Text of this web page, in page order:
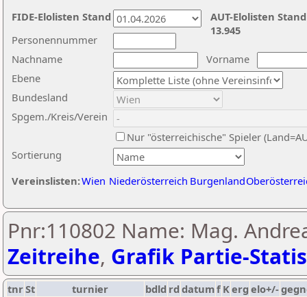
Nachname
Vorname
Ebene
Sortierung
Personennummer
Bundesland
Spgem./Kreis/Verein
Nur "österreichische" Spieler
Vereinslisten:Wien Niederösterreich Burgenland
AUT-Elolisten
13.945
FIDE-Elolisten Stand
Pnr:110802 Name: Mag.
Zeitreihe, Grafik Partie-
tnrSt turnier bdld rd datumf Kerg elo+/-